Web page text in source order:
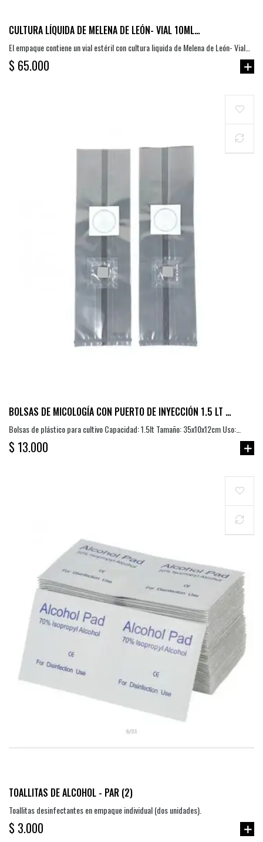
CULTURA LÍQUIDA DE MELENA DE LEÓN- VIAL 10ML
(HERICIUM ERINACEUS)
El empaque contiene un vial estéril con cultura liquida de Melena de León- Vial
10mL (Hericium Erinaceus) combinación de azúcares.
$ 65.000
BOLSAS DE MICOLOGÍA CON PUERTO DE INYECCIÓN 1.5 LT X
1 UND
Bolsas de plástico para cultivo Capacidad: 1.5lt Tamaño: 35x10x12cm Uso:
fructificación de hongos Característica: esterilizable en autoclave,...
$ 13.000
TOALLITAS DE ALCOHOL - PAR (2)
Toallitas desinfectantes en empaque individual (dos unidades).
$ 3.000